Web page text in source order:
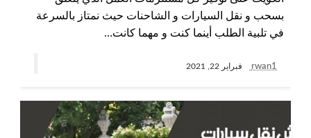
بسحب و نقل السيارات و الشاحنات حيث نمتاز بالسرعة
في تلبية الطلب أينما كنت و مهما كانت…
rwan1 فبراير 22, 2021